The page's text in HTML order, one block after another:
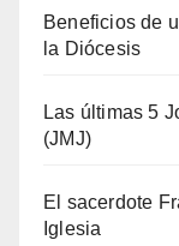
Beneficios de
la Diócesis
Las últimas 5
(JMJ)
El sacerdote
Iglesia